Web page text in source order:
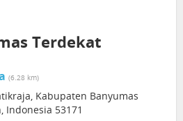
Terdekat
(6.28 km)
Kabupaten Banyumas
Indonesia 53171